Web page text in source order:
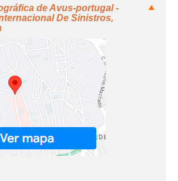
de Avus-portugal -
De Sinistros,